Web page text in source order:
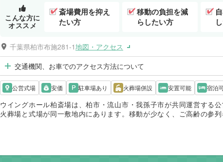
こんな方に
オススメ
斎場費用を抑え
たい方
移動の負担を減
らしたい方
千葉県柏市布施281-1地図・アクセス
交通機関、お車でのアクセス方法について
公営式場 安価 駐車場あり 火葬場併設 安置可能 宿泊
ウイングホール柏斎場は、柏市・流山市・我孫子市が共同運営する公
火葬場と式場が同一敷地内にあります。移動が少なく、ご高齢の参